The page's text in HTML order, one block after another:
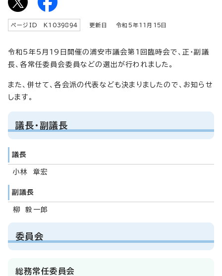
ページID K 1039894 更新日 令和5年11 月 15 日
令和5年5月19日開催の浦安市議会第1回臨時会で、正・副議
長、各常任委員会委員などの選出が行われました。
また、併せて、各会派の代表なども決まりましたので、お知らせ
します。
議長・副議長
議長
小林 章宏
副議長
柳 毅一郎
委員会
総務常任委員会